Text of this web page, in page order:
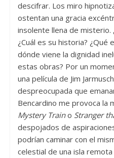
descifrar. Los miro
ostentan una gracia
insolente llena de
¿Cuál es su historia? ¿Qué
dónde viene la dignidad
estas obras? Por un
una película de Jim
despreocupada que
Bencardino me provoca la
Mystery Traino Stranger
despojados de
podrían caminar con el
celestial de una isla